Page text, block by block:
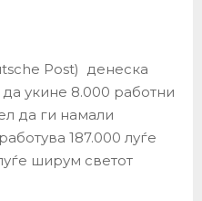
Post) денеска
укине 8.000 работни
да ги намали
187.000 луѓе
ширум светот